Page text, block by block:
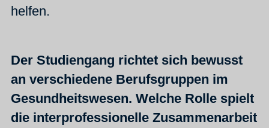
helfen.
Der Studiengang richtet sich bewusst
an verschiedene Berufsgruppen im
Gesundheitswesen. Welche Rolle spielt
die interprofessionelle Zusammenarbeit